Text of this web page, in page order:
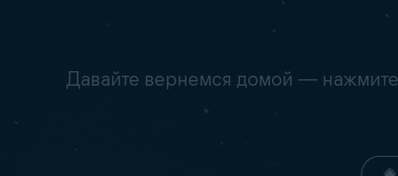
Давайте вернемся домой —